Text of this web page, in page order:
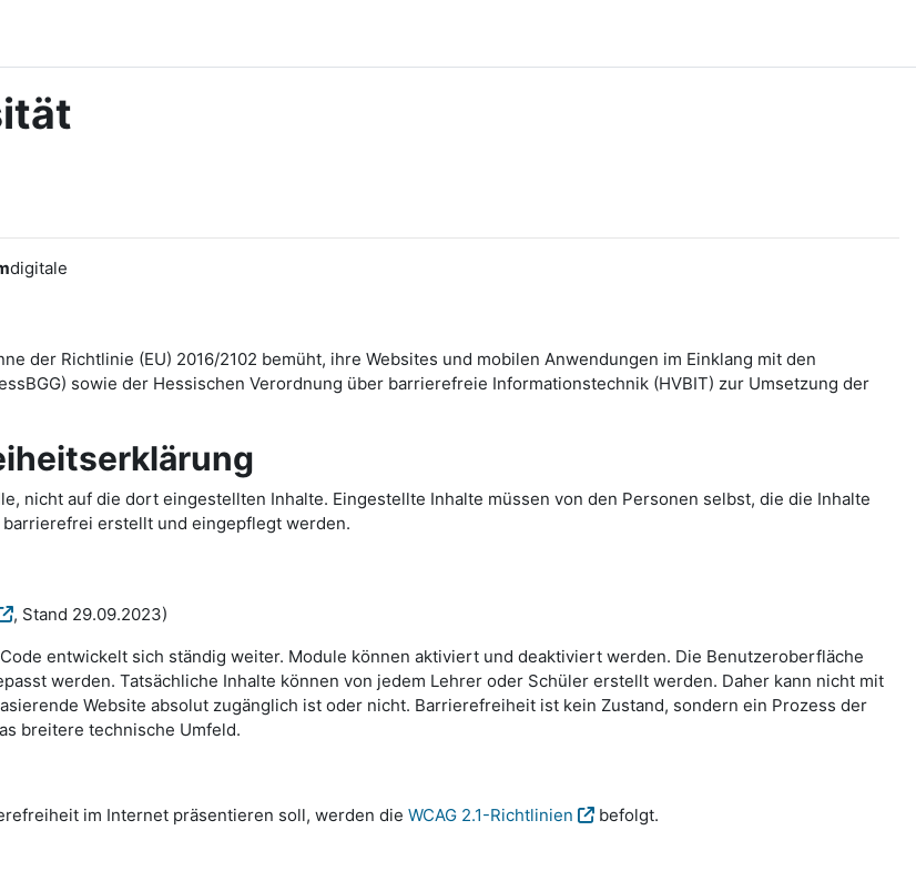
digitale
der Richtlinie (EU) 2016/2102 bemüht, ihre Websites und mobilen Anwendungen im Einklang mit den
sowie der Hessischen Verordnung über barrierefreie Informationstechnik (HVBIT) zur Umsetzung der
nicht auf die dort eingestellten Inhalte. Eingestellte Inhalte müssen von den Personen selbst, die die Inhalte
erstellt und eingepflegt werden.
, Stand 29.09.2023)
entwickelt sich ständig weiter. Module können aktiviert und deaktiviert werden. Die Benutzeroberfläche
werden. Tatsächliche Inhalte können von jedem Lehrer oder Schüler erstellt werden. Daher kann nicht mit
Website absolut zugänglich ist oder nicht. Barrierefreiheit ist kein Zustand, sondern ein Prozess der
breitere technische Umfeld.
im Internet präsentieren soll, werden die WCAG 2.1-Richtlinien befolgt.